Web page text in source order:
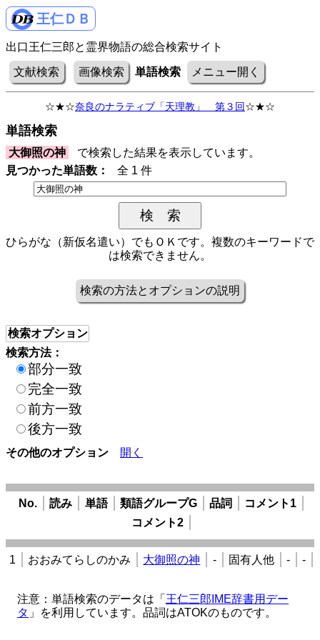
王仁ＤＢ
出口王仁三郎と霊界物語の総合検索サイト
文献検索 画像検索 単語検索 メニュー開く
☆★☆奈良のナラティブ「天理教」 第３回☆★☆
単語検索
大御照の神
で検索した結果を表示しています。
見つかった単語数：
全 1 件
ひらがな（新仮名遣い）でもＯＫです。複数のキーワードで
は検索できません。
検索の方法とオプションの説明
検索オプション
検索方法：
部分一致
完全一致
前方一致
後方一致
その他のオプション 開く
No. 読み 単語 類語グループG 品詞
コメント1
コメント2
1 おおみてらしのかみ 大御照の神 - 固有人他 - -
注意：単語検索のデータは「 王仁三郎IME辞書用デー
タ 」を利用しています。品詞はATOKのものです。